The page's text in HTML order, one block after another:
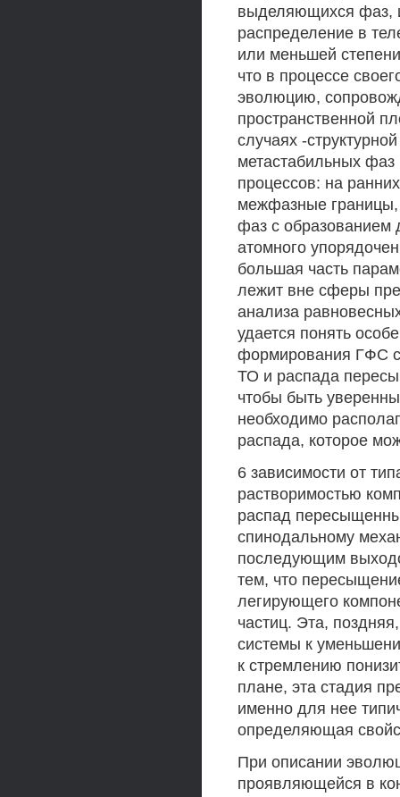
выделяющихся фаз,
распределение в
или меньшей
что в процессе
эволюцию,
пространственной
случаях -
метастабильных
процессов: на
межфазные границы,
фаз с образованием
атомного
большая часть
лежит вне сферы
анализа
удается понять
формирования ГФС
ТО и распада
чтобы быть
необходимо
распада, которое
6 зависимости от
растворимостью
распад
спинодальному
последующим
тем, что
легирующего
частиц. Эта,
системы к
к стремлению
плане, эта стадия
именно для нее
определяющая
При описании
проявляющейся в